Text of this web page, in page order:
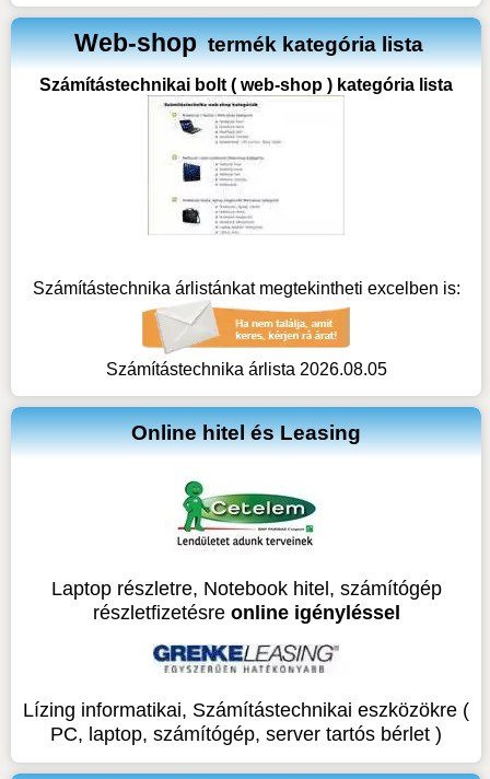
Web-shop termék kategória lista
Számítástechnikai bolt ( web-shop ) kategória lista
Számítástechnika árlistánkat megtekintheti excelben is:
Számítástechnika árlista 2026.08.05
Online hitel és Leasing
Laptop részletre, Notebook hitel, számítógép
részletfizetésre online igényléssel
Lízing informatikai, Számítástechnikai eszközökre (
PC, laptop, számítógép, server tartós bérlet )